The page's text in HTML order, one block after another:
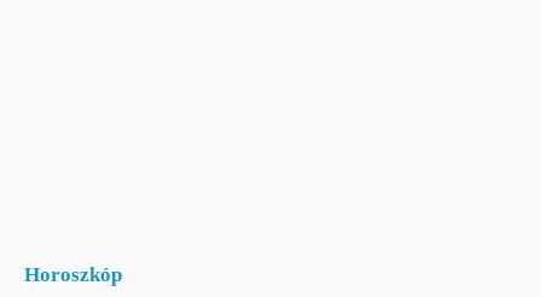
Horoszkóp